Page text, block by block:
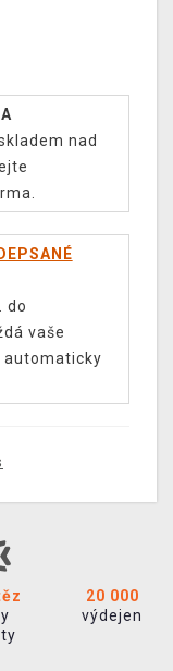
nad
do
vaše
automaticky
20 000
výdejen